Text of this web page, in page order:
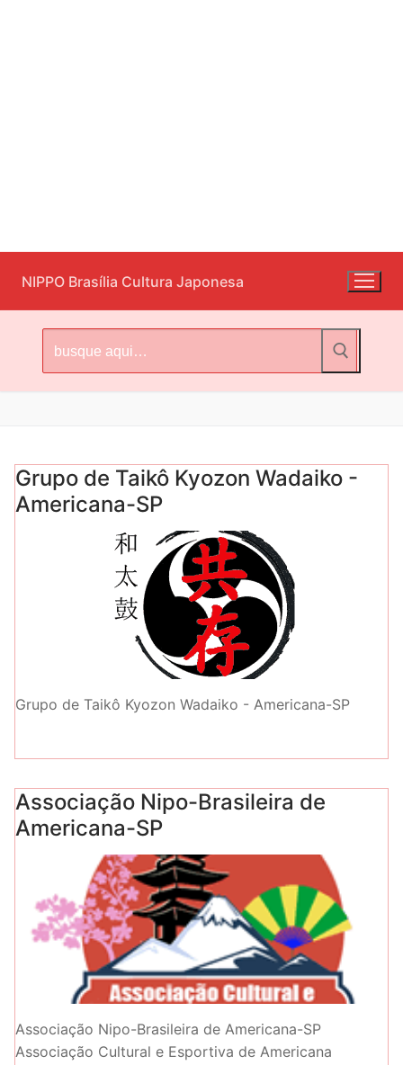
para
o
conteúdo
NIPPO Brasília Cultura Japonesa
por:
Grupo de Taikô Kyozon Wadaiko -
Americana-SP
Grupo de Taikô Kyozon Wadaiko - Americana-SP
Associação Nipo-Brasileira de
Americana-SP
Associação Nipo-Brasileira de Americana-SP
Associação Cultural e Esportiva de Americana